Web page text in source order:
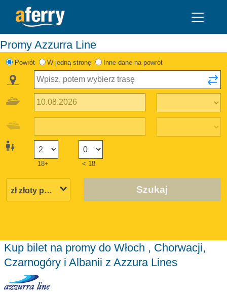
Promy Azzurra Line
Powrót W jedną stronę Inne dane na powrót
18+ < 18
Szukaj
Kup bilet na promy do Włoch , Chorwacji,
Czarnogóry i Albanii z Azzura Lines